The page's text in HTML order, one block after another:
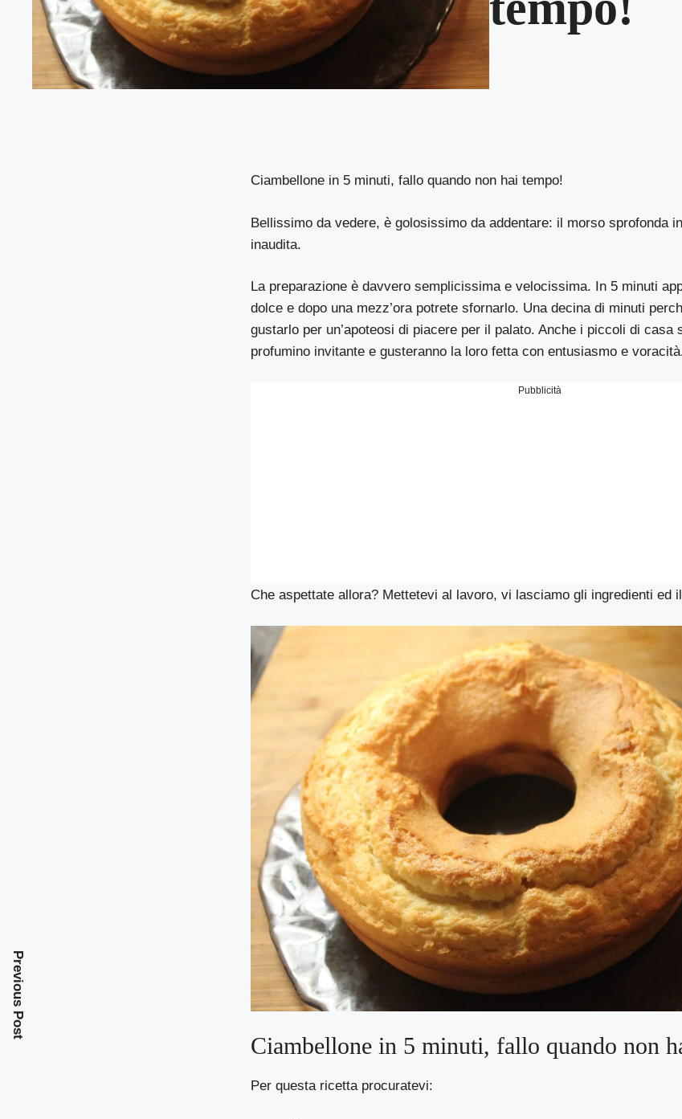
Ciambellone in 5 minuti, fallo quando non hai tempo!
Bellissimo da vedere, è golosissimo da addentare: il morso sprofonda
inaudita.
La preparazione è davvero semplicissima e velocissima. In 5 minuti
dolce e dopo una mezz’ora potrete sfornarlo. Una decina di minuti
gustarlo per un’apoteosi di piacere per il palato. Anche i piccoli di casa
profumino invitante e gusteranno la loro fetta con entusiasmo e
Pubblicità
Che aspettate allora? Mettetevi al lavoro, vi lasciamo gli ingredienti ed
Ciambellone in 5 minuti, fallo quando non
Per questa ricetta procuratevi:
Previous Post